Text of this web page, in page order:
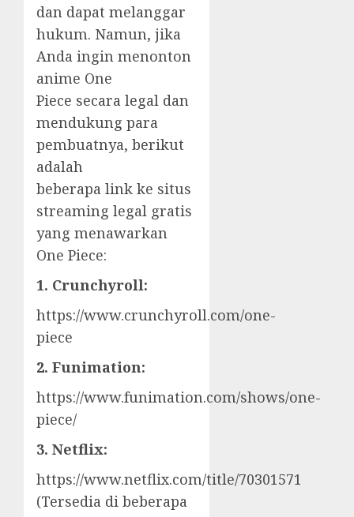
dan dapat melanggar
hukum. Namun, jika
Anda ingin menonton
anime One
Piece secara legal dan
mendukung para
pembuatnya, berikut
adalah
beberapa link ke situs
streaming legal gratis
yang menawarkan
One Piece:
1. Crunchyroll:
https://www.crunchyroll.com/one-
piece
2. Funimation:
https://www.funimation.com/shows/one-
piece/
3. Netflix:
https://www.netflix.com/title/70301571
(Tersedia di beberapa